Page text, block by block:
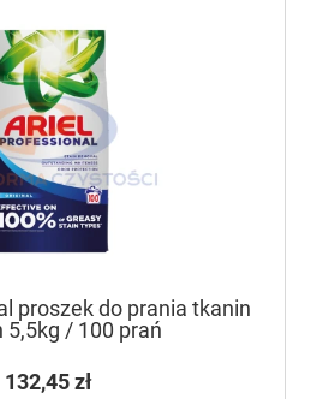
proszek do prania tkanin
5,5kg / 100 prań
132,45 zł